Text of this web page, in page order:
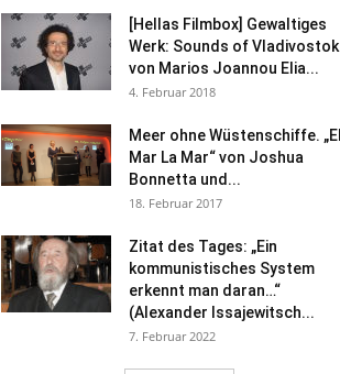
[Hellas Filmbox] Gewaltiges
Werk: Sounds of Vladivostok
von Marios Joannou Elia...
4. Februar 2018
Meer ohne Wüstenschiffe. „El
Mar La Mar“ von Joshua
Bonnetta und...
18. Februar 2017
Zitat des Tages: „Ein
kommunistisches System
erkennt man daran…“
(Alexander Issajewitsch...
7. Februar 2022